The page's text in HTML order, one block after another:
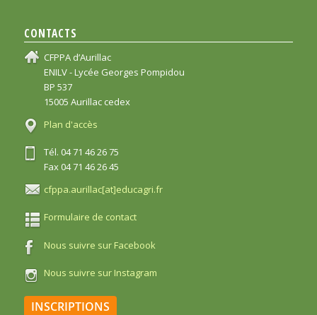
CONTACTS
CFPPA d’Aurillac
ENILV - Lycée Georges Pompidou
BP 537
15005 Aurillac cedex
Plan d'accès
Tél. 04 71 46 26 75
Fax 04 71 46 26 45
cfppa.aurillac[at]educagri.fr
Formulaire de contact
Nous suivre sur Facebook
Nous suivre sur Instagram
INSCRIPTIONS